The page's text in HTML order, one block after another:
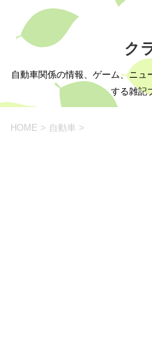
ク
自動車関係の情報、ゲーム、ニュ
する雑記
HOME > 自動車 >